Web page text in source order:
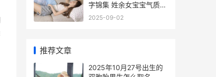
字锦集 姓余女宝宝气质怎
么取名
2025-09-02
推荐文章
2025年10月27号出生的